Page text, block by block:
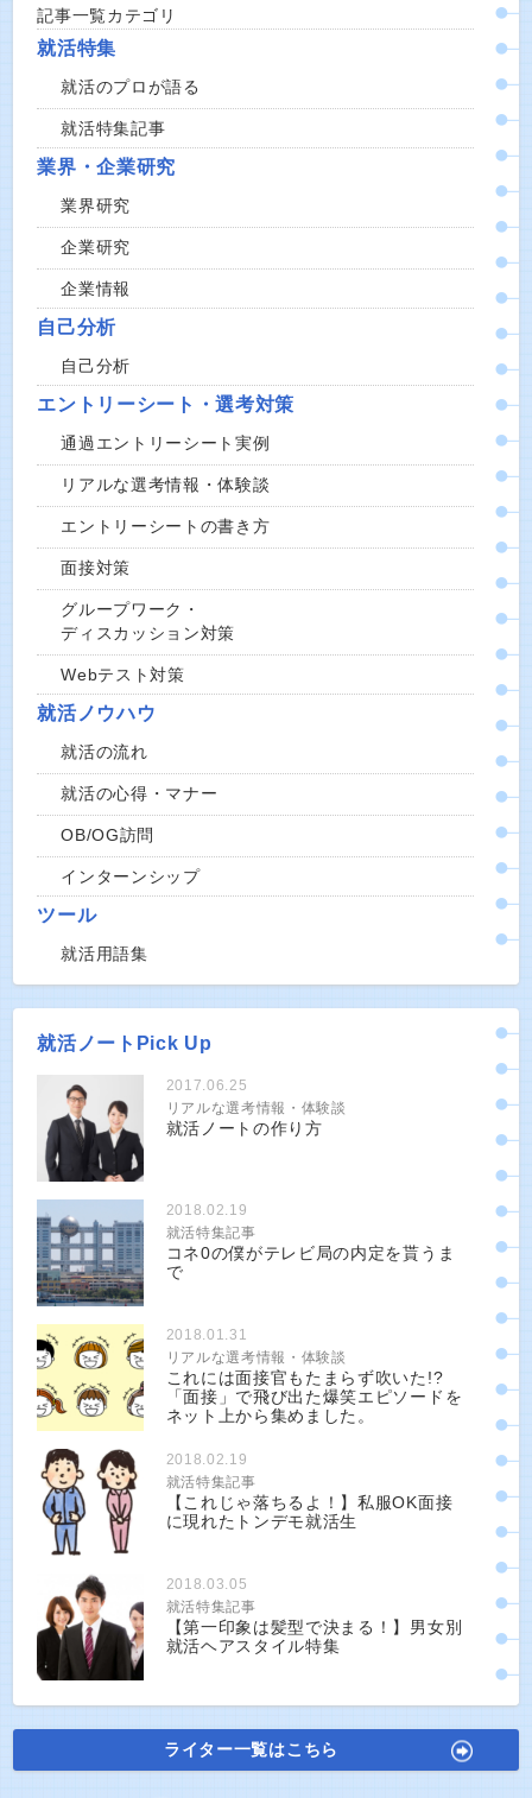
記事一覧カテゴリ
就活特集
就活のプロが語る
就活特集記事
業界・企業研究
業界研究
企業研究
企業情報
自己分析
自己分析
エントリーシート・選考対策
通過エントリーシート実例
リアルな選考情報・体験談
エントリーシートの書き方
面接対策
グループワーク・
ディスカッション対策
Webテスト対策
就活ノウハウ
就活の流れ
就活の心得・マナー
OB/OG訪問
インターンシップ
ツール
就活用語集
就活ノートPick Up
2017.06.25
リアルな選考情報・体験談
就活ノートの作り方
2018.02.19
就活特集記事
コネ0の僕がテレビ局の内定を貰うま
で
2018.01.31
リアルな選考情報・体験談
これには面接官もたまらず吹いた!?
「面接」で飛び出た爆笑エピソードを
ネット上から集めました。
2018.02.19
就活特集記事
【これじゃ落ちるよ！】私服OK面接
に現れたトンデモ就活生
2018.03.05
就活特集記事
【第一印象は髪型で決まる！】男女別
就活ヘアスタイル特集
ライター一覧はこちら